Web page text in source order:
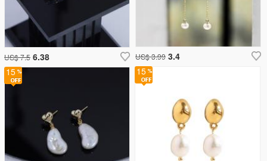
US$ 3.99 3.4
US$ 7.5 6.38
15
15